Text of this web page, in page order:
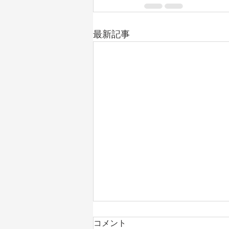
最新記事
「うちは大丈夫」は通用しな
コメント